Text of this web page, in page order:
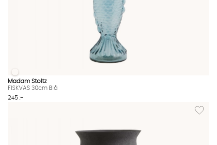
FISKVAS 30cm Blå Finns även i dessa färger:
FISKVAS 30cm Blå
Madam Stoltz
FISKVAS 30cm Blå
245 :-
Lägg